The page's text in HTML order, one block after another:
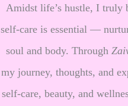
Amidst life’s hustle, I truly
self-care is essential —
soul and body. Through
my journey, thoughts, and
self-care, beauty, and